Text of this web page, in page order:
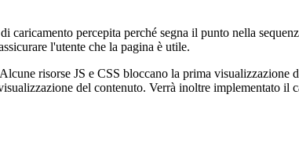
caricamento percepita perché segna il punto nella
l'utente che la pagina è utile.
Alcune risorse JS e CSS bloccano la prima visualizzazione
del contenuto. Verrà inoltre implementato il